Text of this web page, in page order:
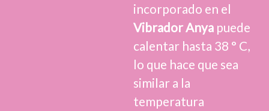
incorporado en el
Vibrador Anya puede
calentar hasta 38 ° C,
lo que hace que sea
similar a la
temperatura